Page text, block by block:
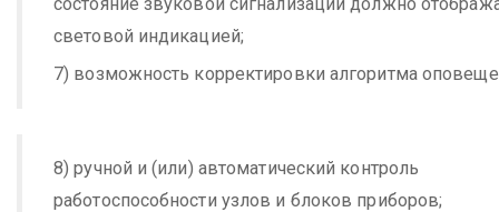
световой индикацией;
7) возможность корректировки алгоритма
8) ручной и (или) автоматический контроль
работоспособности узлов и блоков приборов;